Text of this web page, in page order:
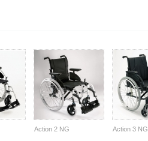
Action 2 NG Action 3 NG